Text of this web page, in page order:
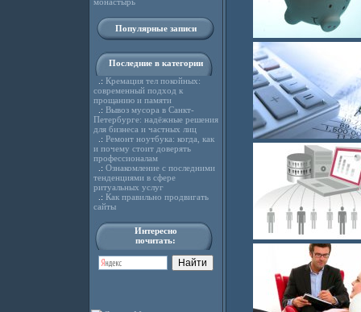
Популярные записи
Последние в категории
.: Кремация тел покойных:
современный подход к
прощанию и памяти
.: Вывоз мусора в Санкт-
Петербурге: надёжные решения
для бизнеса и частных лиц
.: Ремонт ноутбука: когда, как
и почему стоит доверять
профессионалам
.: Ознакомление с последними
тенденциями в сфере
ритуальных услуг
.: Как правильно продвигать
сайты
Интересно
почитать: